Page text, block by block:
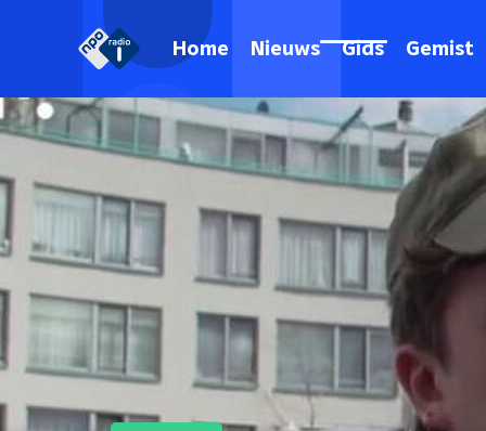
Home Nieuws Gids Gemist